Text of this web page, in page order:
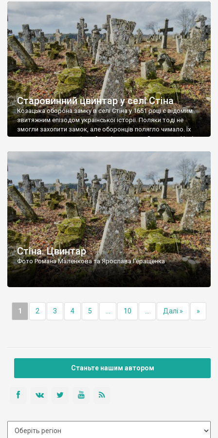
Старовинний цвинтар у селі Стіна
Козацька оборона замку в селі Стіна у 1651 році є відомим
звитяжним епізодом української історії. Поляки тоді не
змогли захопити замок, але оборонців полягло чимало. Їх
поховали на цвинтарі, який тоді називався Замковим. Нині на
ньому чимало хрестів 19 століття, є такі, де епітафії стер […]
Стіна. Цвинтар
Фото Романа Маленкова та Ярослава Геращенка
1 2 3 4 5 10 Далі » »
Станьте нашим автором